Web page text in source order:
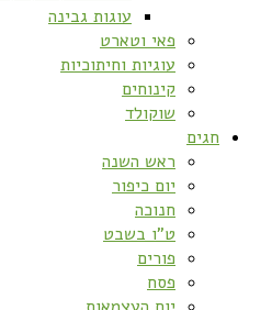
עוגות גבינה
פאי וטארט
עוגיות וחיתוכיות
קינוחים
שוקולד
חגים
ראש השנה
יום כיפור
חנוכה
ט”ו בשבט
פורים
פסח